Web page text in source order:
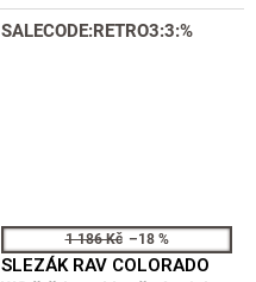
SALECODE:RETRO3:3:%
1 186 Kč –18 %
SLEZÁK RAV COLORADO